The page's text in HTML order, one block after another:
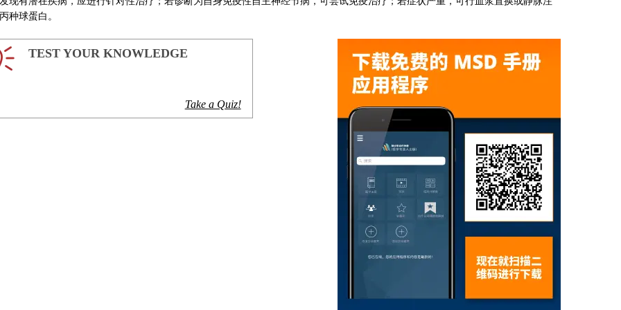
种球蛋白。
TEST YOUR KNOWLEDGE
Take a Quiz!